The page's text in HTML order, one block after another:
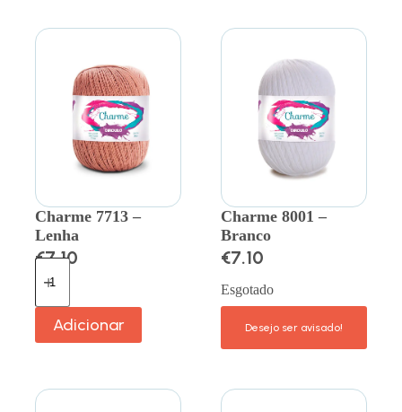
Charme 7713 –
Lenha
€7.10
Adicionar
Charme 8001 –
Branco
€7.10
Esgotado